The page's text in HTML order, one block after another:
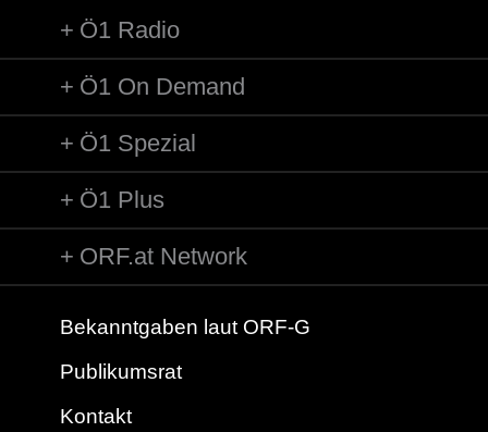
Ö1 Radio
Ö1 On Demand
Ö1 Spezial
Ö1 Plus
ORF.at Network
Bekanntgaben laut ORF-G
Publikumsrat
Kontakt